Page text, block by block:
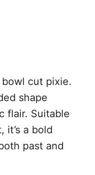
cut pixie.
shape
flair. Suitable
it’s a bold
past and